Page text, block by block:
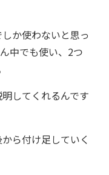
か使わないと思っ
中でも使い、2つ
してくれるんです
ら付け足していく